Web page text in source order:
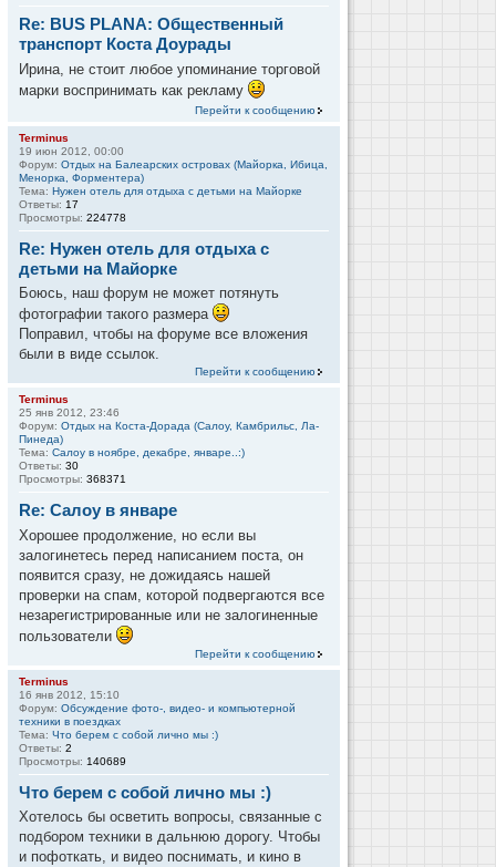
Re: BUS PLANA: Общественный
транспорт Коста Доурады
Ирина, не стоит любое упоминание торговой
марки воспринимать как рекламу
Перейти к сообщению
Terminus
19 июн 2012, 00:00
Форум: Отдых на Балеарских островах (Майорка, Ибица,
Менорка, Форментера)
Тема: Нужен отель для отдыха с детьми на Майорке
Ответы: 17
Просмотры: 224778
Re: Нужен отель для отдыха с
детьми на Майорке
Боюсь, наш форум не может потянуть
фотографии такого размера
Поправил, чтобы на форуме все вложения
были в виде ссылок.
Перейти к сообщению
Terminus
25 янв 2012, 23:46
Форум: Отдых на Коста-Дорада (Салоу, Камбрильс, Ла-
Пинеда)
Тема: Салоу в ноябре, декабре, январе..:)
Ответы: 30
Просмотры: 368371
Re: Салоу в январе
Хорошее продолжение, но если вы
залогинетесь перед написанием поста, он
появится сразу, не дожидаясь нашей
проверки на спам, которой подвергаются все
незарегистрированные или не залогиненные
пользователи
Перейти к сообщению
Terminus
16 янв 2012, 15:10
Форум: Обсуждение фото-, видео- и компьютерной
техники в поездках
Тема: Что берем с собой лично мы :)
Ответы: 2
Просмотры: 140689
Что берем с собой лично мы :)
Хотелось бы осветить вопросы, связанные с
подбором техники в дальнюю дорогу. Чтобы
и пофоткать, и видео поснимать, и кино в